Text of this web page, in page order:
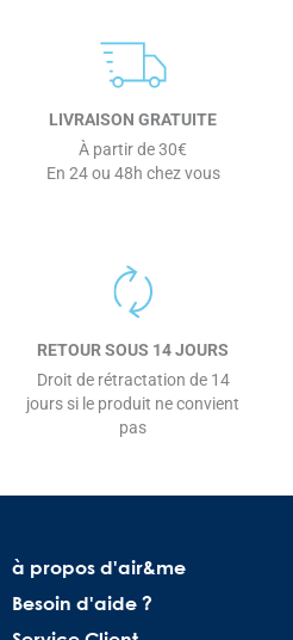
LIVRAISON GRATUITE
À partir de 30€
En 24 ou 48h chez vous
RETOUR SOUS 14 JOURS
Droit de rétractation de 14
jours si le produit ne convient
pas
à propos d'air&me
Besoin d'aide ?